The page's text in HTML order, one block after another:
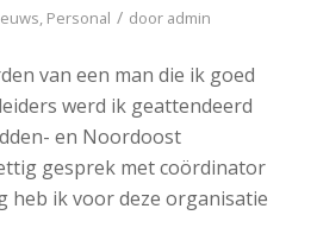
, Personal / door admin
van een man die ik goed
werd ik geattendeerd
en Noordoost
gesprek met coördinator
heb ik voor deze organisatie